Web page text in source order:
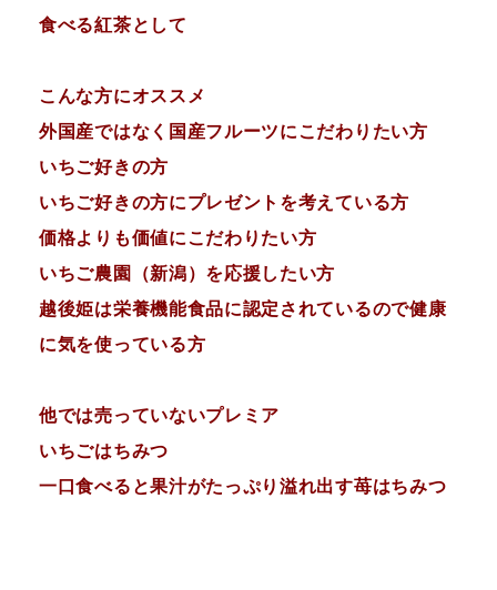
食べる紅茶として
こんな方にオススメ
外国産ではなく国産フルーツにこだわりたい方
いちご好きの方
いちご好きの方にプレゼントを考えている方
価格よりも価値にこだわりたい方
いちご農園（新潟）を応援したい方
越後姫は栄養機能食品に認定されているので健康
に気を使っている方
他では売っていないプレミア
いちごはちみつ
一口食べると果汁がたっぷり溢れ出す苺はちみつ